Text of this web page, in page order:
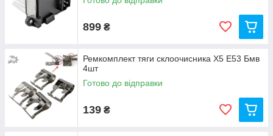
899 ₴
Ремкомплект тяги склоочисника Х5 Е53 Бмв
4шт
Готово до відправки
139 ₴